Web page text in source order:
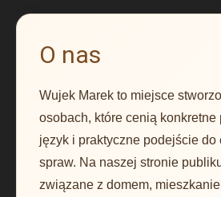
O nas
Wujek Marek to miejsce
osobach, które cenią konkretne
język i praktyczne podejście do
spraw. Na naszej stronie
związane z domem,